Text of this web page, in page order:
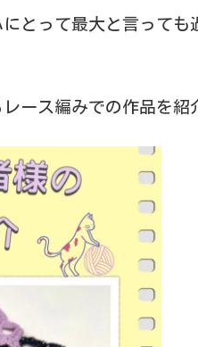
とって最大と言っても
ース編みでの作品を紹